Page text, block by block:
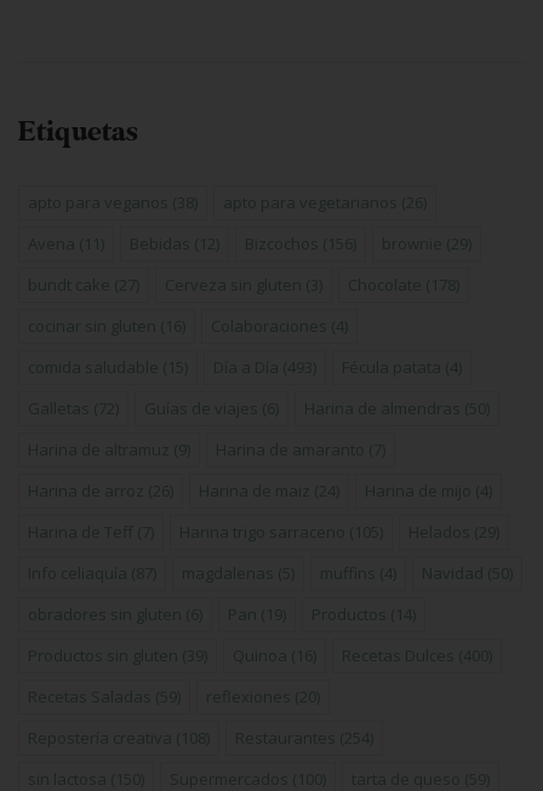
Etiquetas
apto para veganos (38) apto para vegetarianos (26)
Avena (11) Bebidas (12) Bizcochos (156) brownie (29)
bundt cake (27) Cerveza sin gluten (3) Chocolate (178)
cocinar sin gluten (16) Colaboraciones (4)
comida saludable (15) Día a Día (493) Fécula patata (4)
Galletas (72) Guías de viajes (6) Harina de almendras (50)
Harina de altramuz (9) Harina de amaranto (7)
Harina de arroz (26) Harina de maiz (24) Harina de mijo (4)
Harina de Teff (7) Harina trigo sarraceno (105) Helados (29)
Info celiaquía (87) magdalenas (5) muffins (4) Navidad (50)
obradores sin gluten (6) Pan (19) Productos (14)
Productos sin gluten (39) Quinoa (16) Recetas Dulces (400)
Recetas Saladas (59) reflexiones (20)
Repostería creativa (108) Restaurantes (254)
sin lactosa (150) Supermercados (100) tarta de queso (59)